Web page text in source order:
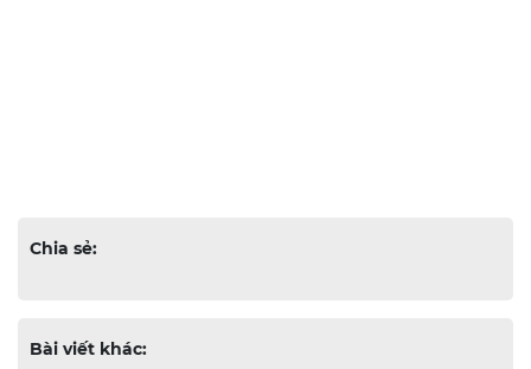
Chia sẻ:
Bài viết khác: